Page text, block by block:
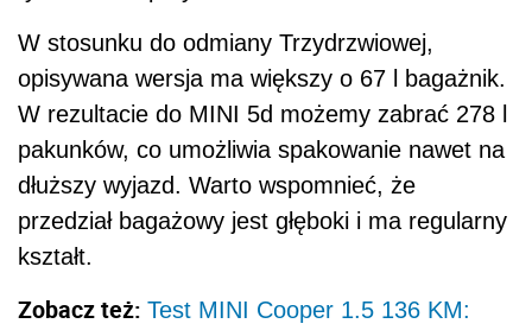
W stosunku do odmiany Trzydrzwiowej,
opisywana wersja ma większy o 67 l bagażnik.
W rezultacie do MINI 5d możemy zabrać 278 l
pakunków, co umożliwia spakowanie nawet na
dłuższy wyjazd. Warto wspomnieć, że
przedział bagażowy jest głęboki i ma regularny
kształt.
Zobacz też: Test MINI Cooper 1.5 136 KM: